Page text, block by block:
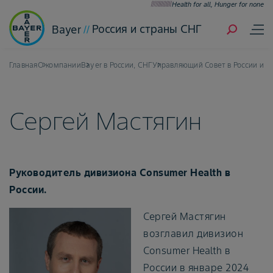
Health for all, Hunger for none
Bayer Россия и страны СНГ
ГлавнаяО компанииBayer в России, СНГУправляющий Совет в России и
Сергей Мастягин
Руководитель дивизиона Consumer Health в
России.
Сергей Мастягин
возглавил дивизион
Consumer Health в
России в январе 2024